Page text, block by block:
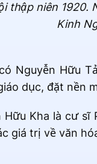
thập niên
Kinh
Nguyễn Hữu
dục, đặt nền
Hữu Kha là cư
giá trị về văn